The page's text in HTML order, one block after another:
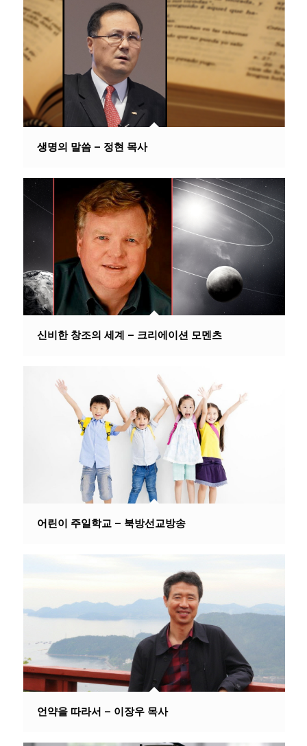
생명의 말씀 – 정현 목사
신비한 창조의 세계 – 크리에이션 모멘츠
어린이 주일학교 – 북방선교방송
언약을 따라서 – 이장우 목사